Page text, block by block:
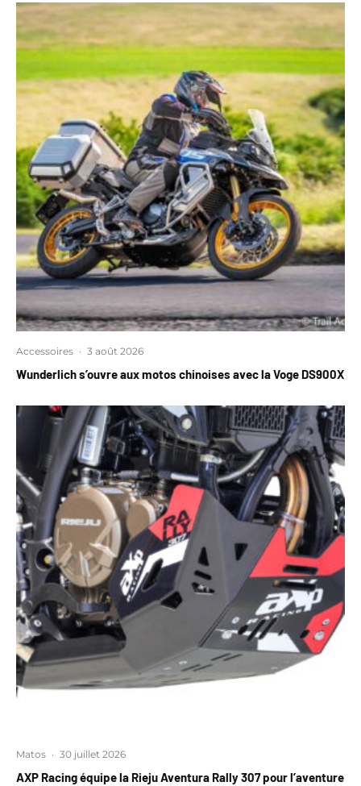
Accessoires · 3 août 2026
Wunderlich s’ouvre aux motos chinoises avec la Voge DS900X
Matos · 30 juillet 2026
AXP Racing équipe la Rieju Aventura Rally 307 pour l’aventure